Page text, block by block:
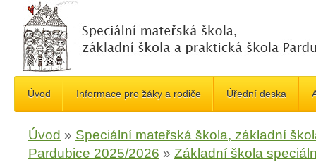
Úvod Informace pro žáky a rodiče Úřední deska
Úvod » Speciální mateřská škola, základní
Pardubice 2025/2026 » Základní škola